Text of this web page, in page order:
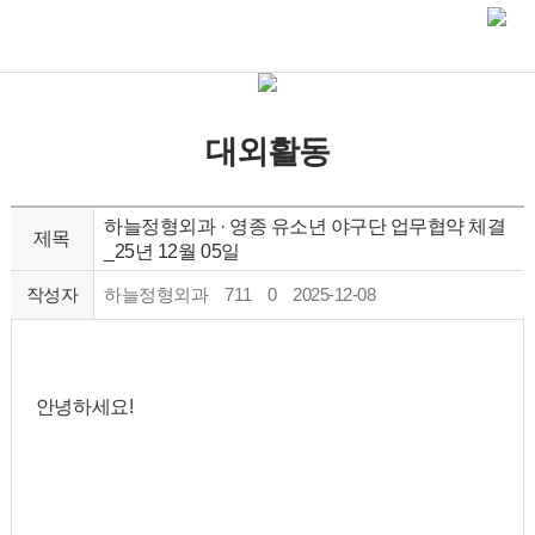
대외활동
제목
하늘정형외과 · 영종 유소년 야구단 업무협약 체결
_25년 12월 05일
작성자 하늘정형외과 711 0 2025-12-08
안녕하세요!